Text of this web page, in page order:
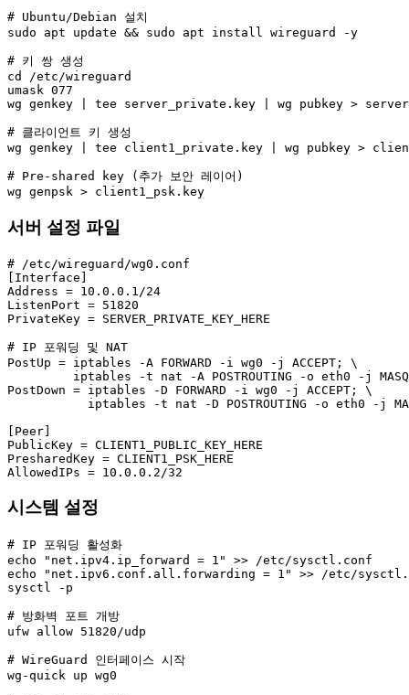
# Ubuntu/Debian 설치
sudo apt update && sudo apt install wireguard -y
# 키 쌍 생성
cd /etc/wireguard
umask 077
wg genkey | tee server_private.key | wg pubkey >
# 클라이언트 키 생성
wg genkey | tee client1_private.key | wg pubkey >
# Pre-shared key (추가 보안 레이어)
wg genpsk > client1_psk.key
서버 설정 파일
# /etc/wireguard/wg0.conf
[Interface]
Address = 10.0.0.1/24
ListenPort = 51820
PrivateKey = SERVER_PRIVATE_KEY_HERE
# IP 포워딩 및 NAT
PostUp = iptables -A FORWARD -i wg0 -j ACCEPT; \
iptables -t nat -A POSTROUTING -o eth0 -j
PostDown = iptables -D FORWARD -i wg0 -j ACCEPT; \
iptables -t nat -D POSTROUTING -o eth0 -j
[Peer]
PublicKey = CLIENT1_PUBLIC_KEY_HERE
PresharedKey = CLIENT1_PSK_HERE
AllowedIPs = 10.0.0.2/32
시스템 설정
# IP 포워딩 활성화
echo "net.ipv4.ip_forward = 1" >> /etc/sysctl.conf
echo "net.ipv6.conf.all.forwarding = 1" >> /etc/
sysctl -p
# 방화벽 포트 개방
ufw allow 51820/udp
# WireGuard 인터페이스 시작
wg-quick up wg0